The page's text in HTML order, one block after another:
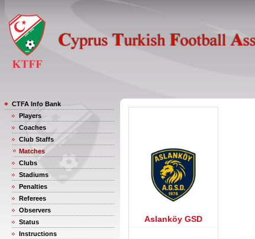
CTFA Info Bank
Players
Coaches
Club Staffs
Matches
Clubs
Stadiums
Penalties
Referees
Observers
Status
Instructions
Aslanköy GSD